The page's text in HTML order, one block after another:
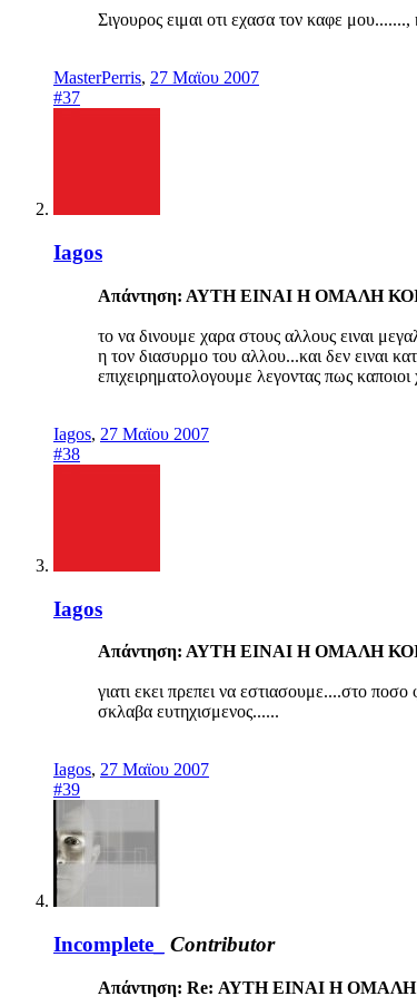
Σιγουρος ειμαι οτι εχασα τον καφε
MasterPerris, 27 Μαϊου 2007
#37
Iagos
Απάντηση: ΑΥΤΗ ΕΙΝΑΙ Η ΟΜΑΛΗ
το να δινουμε χαρα στους αλλους ειναι
η τον διασυρμο του αλλου...και δεν ειναι
επιχειρηματολογουμε λεγοντας πως
Iagos, 27 Μαϊου 2007
#38
Iagos
Απάντηση: ΑΥΤΗ ΕΙΝΑΙ Η ΟΜΑΛΗ
γιατι εκει πρεπει να εστιασουμε....στο
σκλαβα ευτηχισμενος......
Iagos, 27 Μαϊου 2007
#39
Incomplete_ Contributor
Απάντηση: Re: ΑΥΤΗ ΕΙΝΑΙ Η